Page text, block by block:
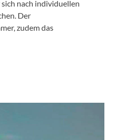
nach individuellen
Der
zudem das